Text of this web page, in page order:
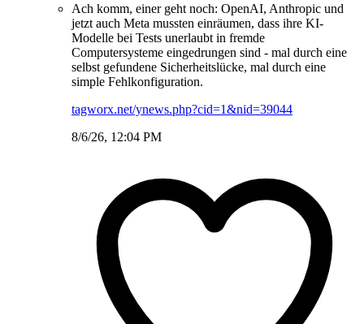
Ach komm, einer geht noch: OpenAI, Anthropic und
jetzt auch Meta mussten einräumen, dass ihre KI-
Modelle bei Tests unerlaubt in fremde
Computersysteme eingedrungen sind - mal durch eine
selbst gefundene Sicherheitslücke, mal durch eine
simple Fehlkonfiguration.
tagworx.net/ynews.php?cid=1&nid=39044
8/6/26, 12:04 PM